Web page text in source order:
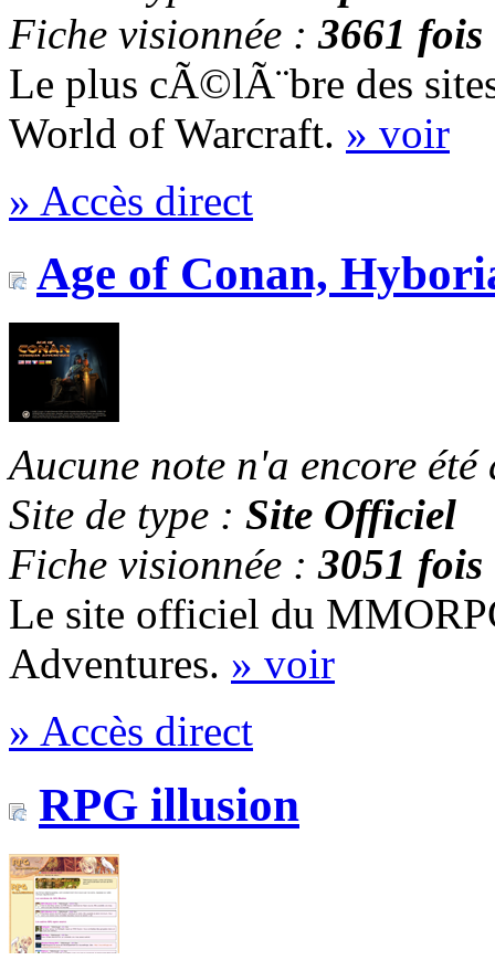
Fiche visionnée : 3661 fois
Le plus cÃ©lÃ¨bre des
World of Warcraft. » voir
» Accès direct
Age of Conan,
Aucune note n'a encore été
Site de type : Site Officiel
Fiche visionnée :3051 fois
Le site officiel du
Adventures. » voir
» Accès direct
RPG illusion